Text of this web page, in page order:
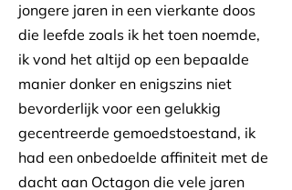
jongere jaren in een vierkante doos
die leefde zoals ik het toen noemde,
ik vond het altijd op een bepaalde
manier donker en enigszins niet
bevorderlijk voor een gelukkig
gecentreerde gemoedstoestand, ik
had een onbedoelde affiniteit met de
dacht aan Octagon die vele jaren